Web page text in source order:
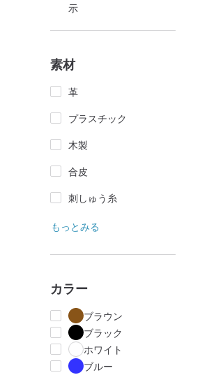
示
素材
革
プラスチック
木製
合皮
刺しゅう糸
もっとみる
カラー
ブラウン
ブラック
ホワイト
ブルー